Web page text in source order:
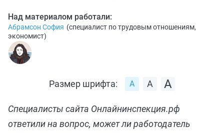
Над материалом работали:
Абрамсон София (специалист по трудовым отношениям,
экономист)
Размер шрифта:
Специалисты сайта Онлайнинспекция.рф
ответили на вопрос, может ли работодатель